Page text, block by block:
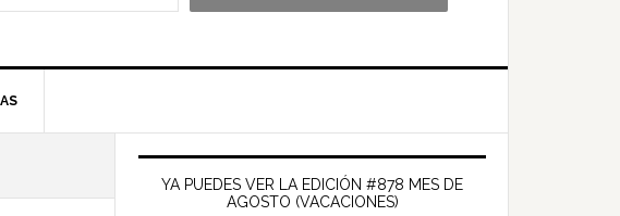
Barra
lateral
YA PUEDES VER LA EDICIÓN #878 MES DE
AGOSTO (VACACIONES)